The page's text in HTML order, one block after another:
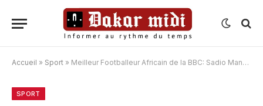
Accueil » Sport » Meilleur Footballeur Africain de la BBC: Sadio Mané en lutte pour succéder à Mahrez
SPORT